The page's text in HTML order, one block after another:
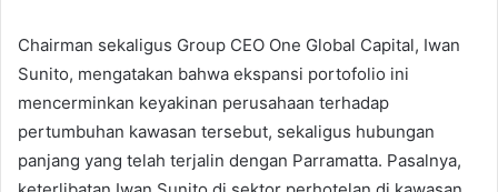
Chairman sekaligus Group CEO One Global Capital, Iwan
Sunito, mengatakan bahwa ekspansi portofolio ini
mencerminkan keyakinan perusahaan terhadap
pertumbuhan kawasan tersebut, sekaligus hubungan
panjang yang telah terjalin dengan Parramatta. Pasalnya,